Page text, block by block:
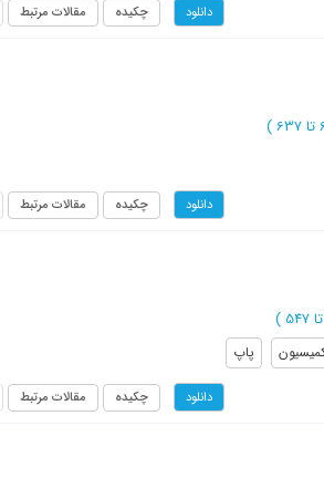
دانلود چکیده مقالات مرتبط
)
دانلود چکیده مقالات مرتبط
)
پاپ
دانلود چکیده مقالات مرتبط